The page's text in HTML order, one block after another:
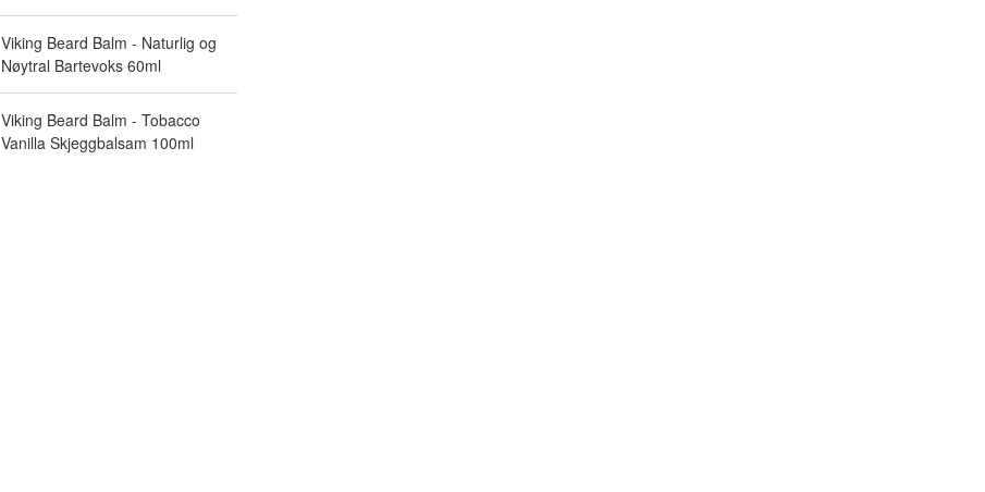
Viking Beard Balm - Naturlig og
Nøytral Bartevoks 60ml
Viking Beard Balm - Tobacco
Vanilla Skjeggbalsam 100ml